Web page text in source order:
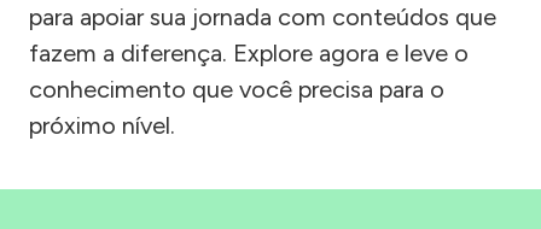
para apoiar sua jornada com conteúdos que
fazem a diferença. Explore agora e leve o
conhecimento que você precisa para o
próximo nível.